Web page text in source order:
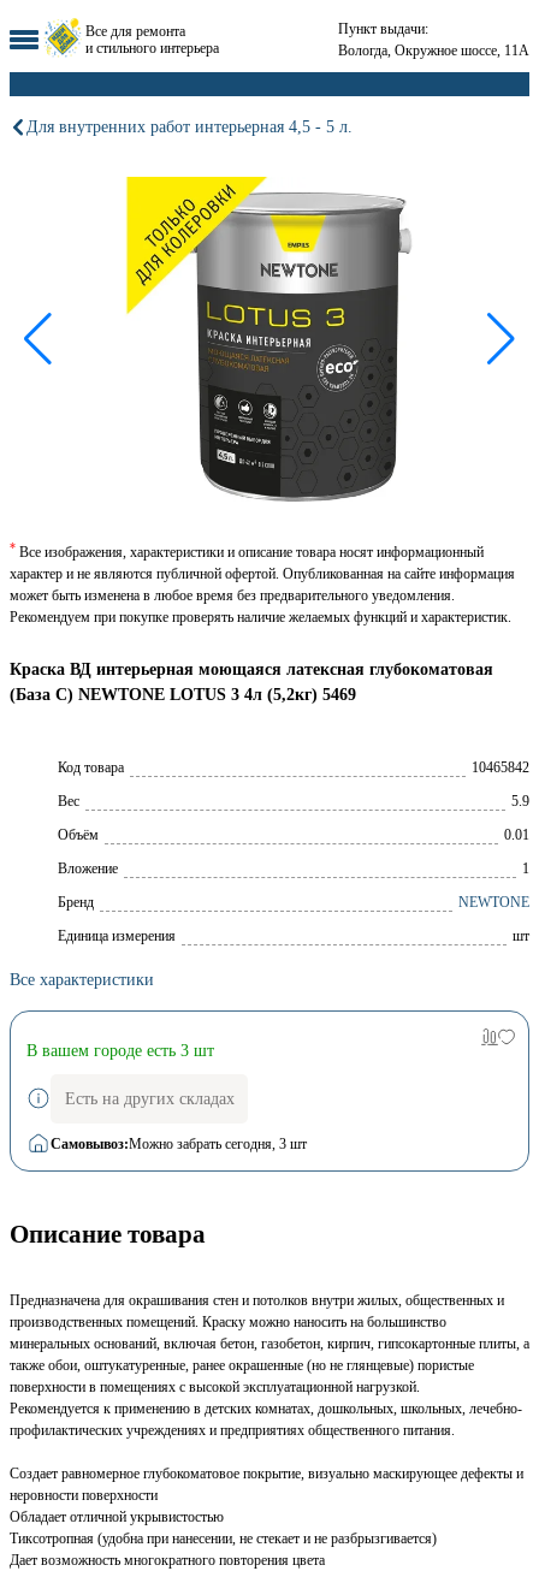
Все для ремонта
и стильного интерьера
Пункт выдачи:
Вологда, Окружное шоссе, 11А
Для внутренних работ интерьерная 4,5 - 5 л.
Краска ВД интерьерная моющаяся латексная глубокоматовая
(База C) NEWTONE LOTUS 3 4л (5,2кг) 5469
Код товара
10465842
Вес
5.9
Объём
0.01
Вложение
1
Брeнд
NEWTONE
Единица измерения
шт
Все характеристики
* Все изображения, характеристики и описание товара носят информационный
характер и не являются публичной офертой. Опубликованная на сайте информация
может быть изменена в любое время без предварительного уведомления.
Рекомендуем при покупке проверять наличие желаемых функций и характеристик.
В вашем городе есть 3 шт
Есть на других складах
Самовывоз:Можно забрать сегодня, 3 шт
Описание товара
Предназначена для окрашивания стен и потолков внутри жилых, общественных и
производственных помещений. Краску можно наносить на большинство
минеральных оснований, включая бетон, газобетон, кирпич, гипсокартонные плиты, а
также обои, оштукатуренные, ранее окрашенные (но не глянцевые) пористые
поверхности в помещениях с высокой эксплуатационной нагрузкой.
Рекомендуется к применению в детских комнатах, дошкольных, школьных, лечебно-
профилактических учреждениях и предприятиях общественного питания.
Создает равномерное глубокоматовое покрытие, визуально маскирующее дефекты и
неровности поверхности
Обладает отличной укрывистостью
Тиксотропная (удобна при нанесении, не стекает и не разбрызгивается)
Дает возможность многократного повторения цвета